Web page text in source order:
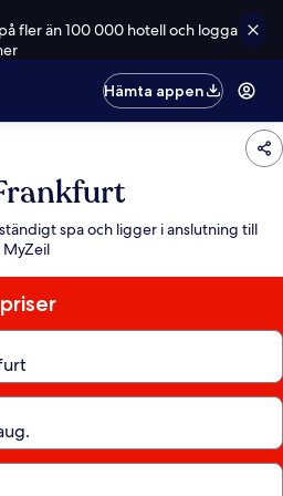
fler än 100 000 hotell och logga
Hämta appen
spa och ligger i anslutning till
MyZeil